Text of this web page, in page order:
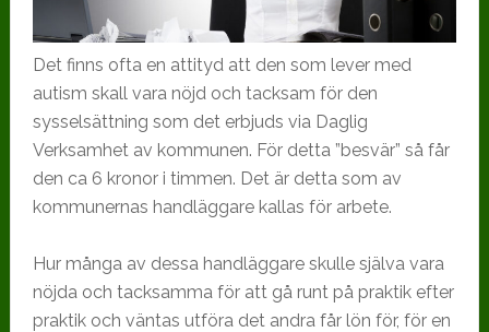
Det finns ofta en attityd att den som lever med
autism skall vara nöjd och tacksam för den
sysselsättning som det erbjuds via Daglig
Verksamhet av kommunen. För detta ”besvär” så får
den ca 6 kronor i timmen. Det är detta som av
kommunernas handläggare kallas för arbete.
Hur många av dessa handläggare skulle själva vara
nöjda och tacksamma för att gå runt på praktik efter
praktik och väntas utföra det andra får lön för, för en